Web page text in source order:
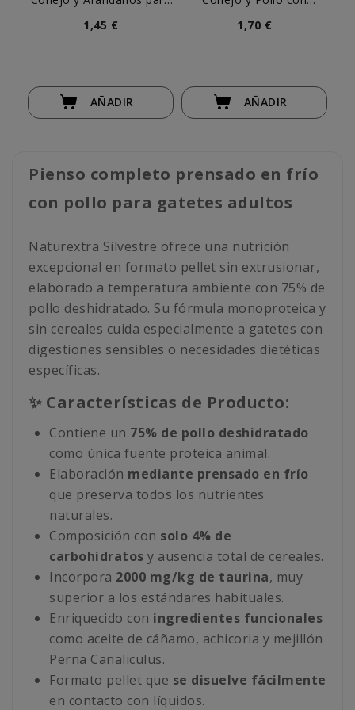
1,45 €
AÑADIR
1,70 €
AÑADIR
Pienso completo prensado en frío
con pollo para gatetes adultos
Naturextra Silvestre ofrece una nutrición
excepcional en formato pellet sin extrusionar,
elaborado a temperatura ambiente con 75% de
pollo deshidratado. Su fórmula monoproteica y
sin cereales cuida especialmente a gatetes con
digestiones sensibles o necesidades dietéticas
específicas.
✨ Características de Producto:
Contiene un 75% de pollo deshidratado
como única fuente proteica animal.
Elaboración mediante prensado en frío
que preserva todos los nutrientes
naturales.
Composición con solo 4% de
carbohidratos y ausencia total de cereales.
Incorpora 2000 mg/kg de taurina, muy
superior a los estándares habituales.
Enriquecido con ingredientes funcionales
como aceite de cáñamo, achicoria y mejillón
Perna Canaliculus.
Formato pellet que se disuelve fácilmente
en contacto con líquidos.